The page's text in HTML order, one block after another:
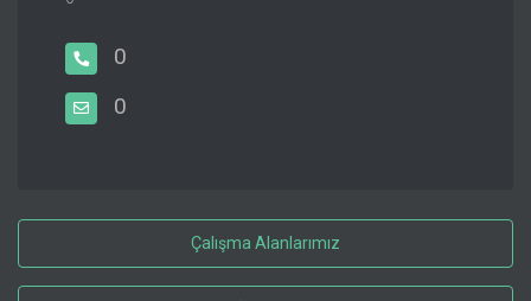
0
0
Çalışma Alanlarımız